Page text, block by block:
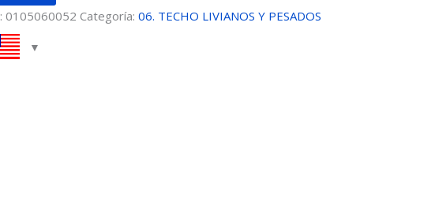
0105060052 Categoría:06. TECHO LIVIANOS Y PESADOS